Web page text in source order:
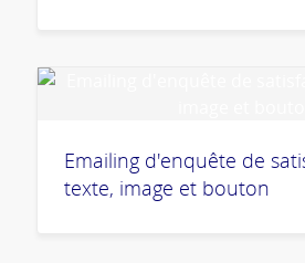
Emailing d'enquête de
texte, image et bouton